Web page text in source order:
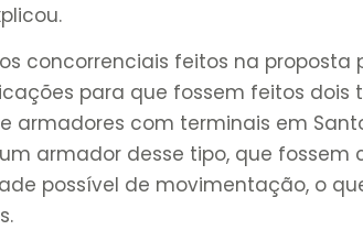
concorrenciais feitos na proposta
para que fossem feitos dois
armadores com terminais em
armador desse tipo, que fossem
possível de movimentação, o